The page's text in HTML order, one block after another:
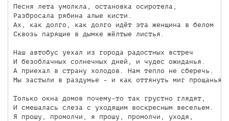
Песня лета умолкла, остановка осиротела,
Разбросала рябина алые кисти.
Ах, как долго, как долго идёт эта женщина в белом
Сквозь парящие в дымке жёлтые листья.
Наш автобус уехал из города радостных встреч
И безоблачных солнечных дней, и чудес ожиданья.
А приехал в страну холодов. Нам тепло не сберечь.
Мы застыли в раздумье - и как оттянуть миг прощанья?
Только окна домов почему-то так грустно глядят,
И смешалась слеза с уходящим воскресным весельем.
Я прошу, промолчи, я прошу, промолчи, уходя,